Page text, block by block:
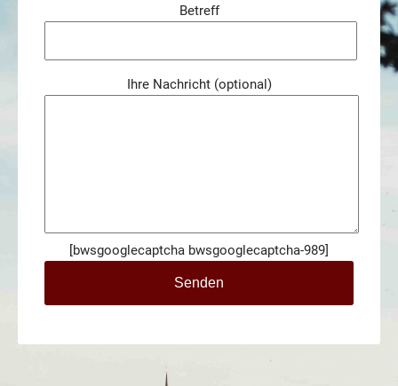
Betreff
Ihre Nachricht (optional)
[bwsgooglecaptcha bwsgooglecaptcha-989]